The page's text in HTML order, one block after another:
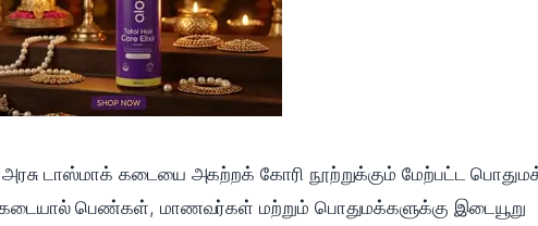
டாஸ்மாக் கடையை அகற்றக் கோரி நூற்றுக்கும் மேற்பட்ட
கடையால் பெண்கள், மாணவர்கள் மற்றும் பொதுமக்களுக்கு இடையூறு